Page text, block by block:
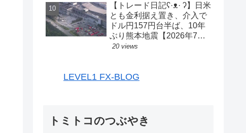
【トレード日記ʕ·ᴥ· ʔ】日米
とも金利据え置き、介入で
ドル円157円台半ば、10年
ぶり熊本地震【2026年7月
27日-31日｜投機433】
20 views
LEVEL1 FX-BLOG
トミトコのつぶやき